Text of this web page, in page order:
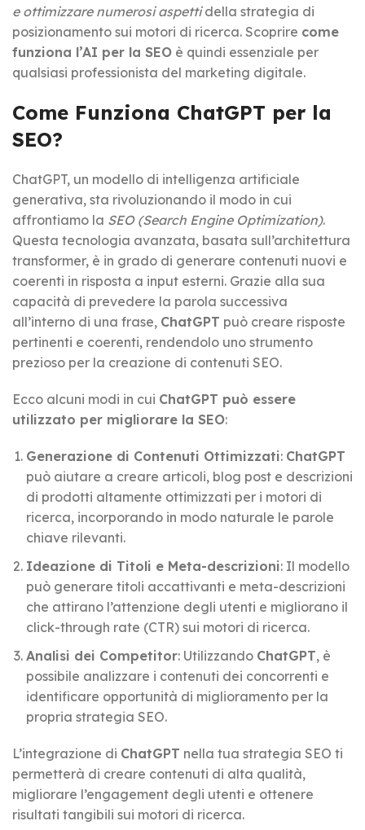
e ottimizzare numerosi aspettidella strategia di
posizionamento sui motori di ricerca. Scoprire come
funziona l’AI per la SEO è quindi essenziale per
qualsiasi professionista del marketing digitale.
Come Funziona ChatGPT per la
SEO?
ChatGPT, un modello di intelligenza artificiale
generativa, sta rivoluzionando il modo in cui
affrontiamo la SEO (Search Engine Optimization).
Questa tecnologia avanzata, basata sull’architettura
transformer, è in grado di generare contenuti nuovi e
coerenti in risposta a input esterni. Grazie alla sua
capacità di prevedere la parola successiva
all’interno di una frase, ChatGPT può creare risposte
pertinenti e coerenti, rendendolo uno strumento
prezioso per la creazione di contenuti SEO.
Ecco alcuni modi in cui ChatGPT può essere
utilizzato per migliorare la SEO:
Generazione di Contenuti Ottimizzati: ChatGPT
può aiutare a creare articoli, blog post e descrizioni
di prodotti altamente ottimizzati per i motori di
ricerca, incorporando in modo naturale le parole
chiave rilevanti.
Ideazione di Titoli e Meta-descrizioni: Il modello
può generare titoli accattivanti e meta-descrizioni
che attirano l’attenzione degli utenti e migliorano il
click-through rate (CTR) sui motori di ricerca.
Analisi dei Competitor: Utilizzando ChatGPT, è
possibile analizzare i contenuti dei concorrenti e
identificare opportunità di miglioramento per la
propria strategia SEO.
L’integrazione di ChatGPT nella tua strategia SEO ti
permetterà di creare contenuti di alta qualità,
migliorare l’engagement degli utenti e ottenere
risultati tangibili sui motori di ricerca.